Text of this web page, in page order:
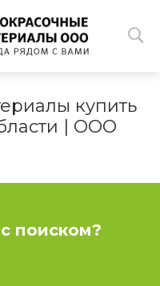
купить
| ООО
поиском?